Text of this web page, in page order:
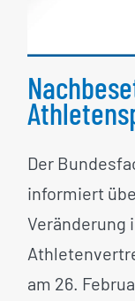
Der
informiert
Veränderung
am 26.